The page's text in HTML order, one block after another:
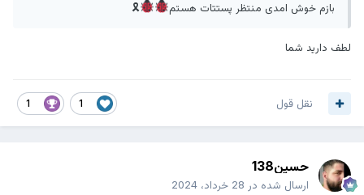
بازم خوش امدی منتظر پستتات هستم 🎗
لطف دارید شما
نقل قول
حسین138
ارسال شده در 28 خرداد، 2024